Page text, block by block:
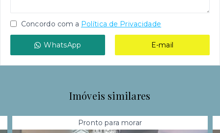
Concordo com a Política de Privacidade
WhatsApp E-mail
Imóveis similares
Pronto para morar